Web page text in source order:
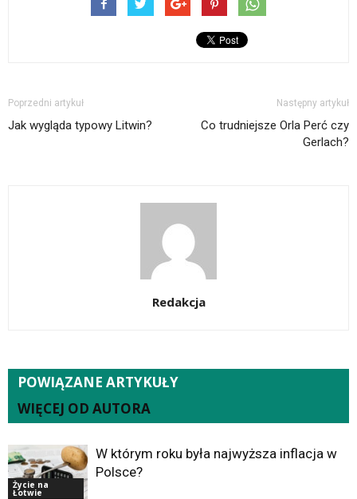
Poprzedni artykuł
Jak wygląda typowy Litwin?
Następny artykuł
Co trudniejsze Orla Perć czy
Gerlach?
Redakcja
POWIĄZANE ARTYKUŁY
WIĘCEJ OD AUTORA
Życie na
Łotwie
W którym roku była najwyższa inflacja w
Polsce?